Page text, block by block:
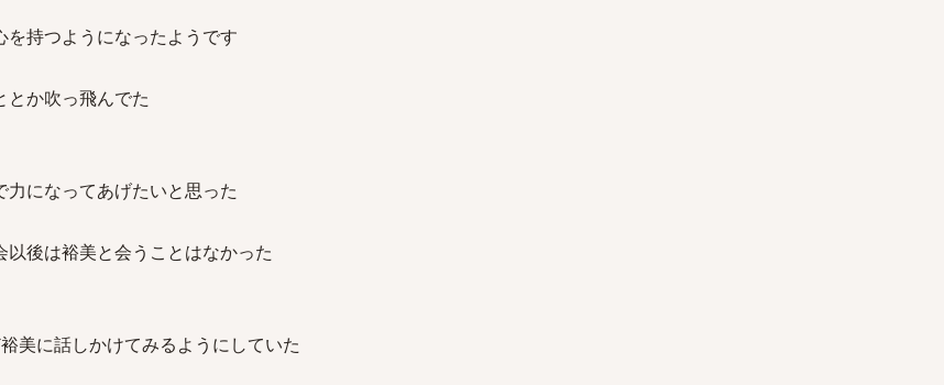
持つようになったようです
とか吹っ飛んでた
になってあげたいと思った
後は裕美と会うことはなかった
美に話しかけてみるようにしていた